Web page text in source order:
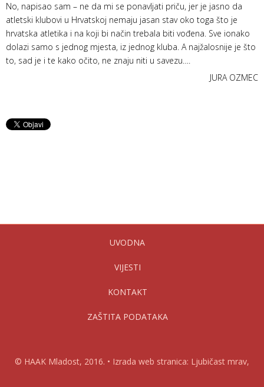
No, napisao sam – ne da mi se ponavljati priču, jer je jasno da
atletski klubovi u Hrvatskoj nemaju jasan stav oko toga što je
hrvatska atletika i na koji bi način trebala biti vođena. Sve ionako
dolazi samo s jednog mjesta, iz jednog kluba. A najžalosnije je što
to, sad je i te kako očito, ne znaju niti u savezu….
JURA OZMEC
UVODNA
VIJESTI
KONTAKT
ZAŠTITA PODATAKA
© HAAK Mladost, 2016. • Izrada web stranica: Ljubičast mrav,